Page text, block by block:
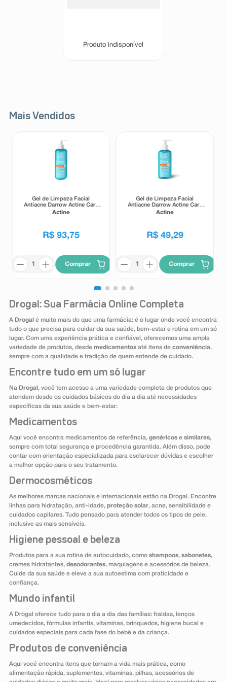
Produto indisponível
Mais Vendidos
Gel de Limpeza Facial
Antiacne Darrow Actine Care
Alta Tolerância 400g
Actine
R$ 93,75
Comprar
Gel de Limpeza Facial
Antiacne Darrow Actine Care
Alta Tolerância 140g
Actine
R$ 49,29
Comprar
Drogal: Sua Farmácia Online Completa
A Drogal é muito mais do que uma farmácia: é o lugar onde você encontra
tudo o que precisa para cuidar da sua saúde, bem-estar e rotina em um só
lugar. Com uma experiência prática e confiável, oferecemos uma ampla
variedade de produtos, desde medicamentosaté itens de conveniência,
sempre com a qualidade e tradição de quem entende de cuidado.
Encontre tudo em um só lugar
Na Drogal , você tem acesso a uma variedade completa de produtos que
atendem desde os cuidados básicos do dia a dia até necessidades
específicas da sua saúde e bem-estar:
Medicamentos
Aqui você encontra medicamentos de referência, genéricose similares,
sempre com total segurança e procedência garantida. Além disso, pode
contar com orientação especializada para esclarecer dúvidas e escolher
a melhor opção para o seu tratamento.
Dermocosméticos
As melhores marcas nacionais e internacionais estão na Drogal. Encontre
linhas para hidratação, anti-idade, proteção solar, acne, sensibilidade e
cuidados capilares. Tudo pensado para atender todos os tipos de pele,
inclusive as mais sensíveis.
Higiene pessoal e beleza
Produtos para a sua rotina de autocuidado, como shampoos, sabonetes,
cremes hidratantes, desodorantes, maquiagens e acessórios de beleza.
Cuide da sua saúde e eleve a sua autoestima com praticidade e
confiança.
Mundo infantil
A Drogal oferece tudo para o dia a dia das famílias: fraldas, lenços
umedecidos, fórmulas infantis, vitaminas, brinquedos, higiene bucal e
cuidados especiais para cada fase do bebê e da criança.
Produtos de conveniência
Aqui você encontra itens que tornam a vida mais prática, como
alimentação rápida, suplementos, vitaminas, pilhas, acessórios de